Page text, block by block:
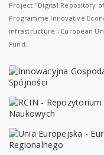
Project "Digital Repository
Programme Innovative
infrastructure ; European
Fund.